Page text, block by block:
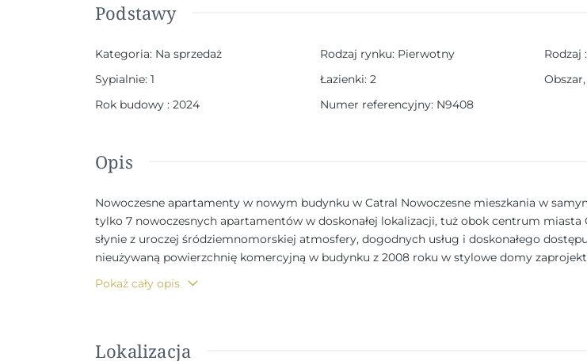
Podstawy
Kategoria: Na sprzedaż Rodzaj rynku: Pierwotny Rodzaj :
Sypialnie: 1 Łazienki: 2
Rok budowy : 2024 Numer referencyjny: N9408
Opis
Nowoczesne apartamenty w nowym budynku w Catral Nowoczesne mieszkania w
tylko 7 nowoczesnych apartamentów w doskonałej lokalizacji, tuż obok centrum
słynie z uroczej śródziemnomorskiej atmosfery, dogodnych usług i doskonałego
nieużywaną powierzchnię komercyjną w budynku z 2008 roku w stylowe domy
stylowe apartamenty gotowe do zamieszkania Każda jednostka oferuje przestronny
połączoną z w pełni wyposażoną kuchnią, pralnię, taras o powierzchni 18 m2 i 2
nowoczesne wyposażenie Apartamenty zostały całkowicie odnowione przy użyciu
Pokaż cały opis
Lokalizacja